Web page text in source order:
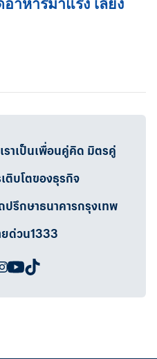
าหารมาแรง เลี้ยง
าเป็นเพื่อนคู่คิด มิตรคู่
ติบโตของธุรกิจ
ปรึกษาธนาคารกรุงเทพ
ด่วน1333